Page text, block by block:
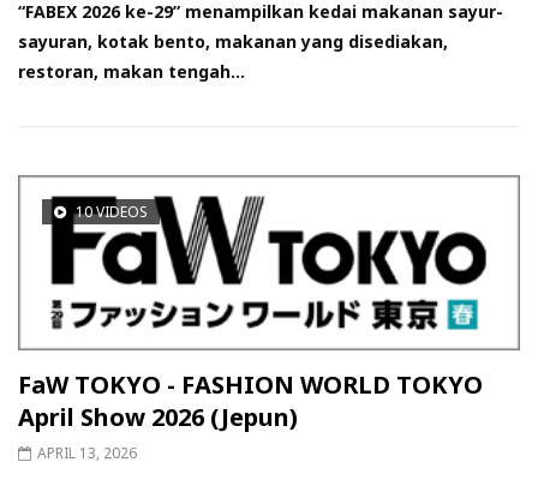
“FABEX 2026 ke-29” menampilkan kedai makanan sayur-
sayuran, kotak bento, makanan yang disediakan,
restoran, makan tengah...
10 VIDEOS
FaW TOKYO - FASHION WORLD TOKYO
April Show 2026 (Jepun)
APRIL 13, 2026